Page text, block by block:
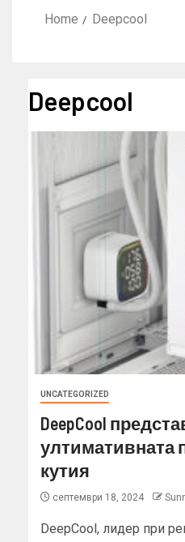
Home Deepcool
Deepcool
UNCATEGORIZED
DeepCool
ултимативната
кутия
септември 18, 2024
DeepCool, лидер при